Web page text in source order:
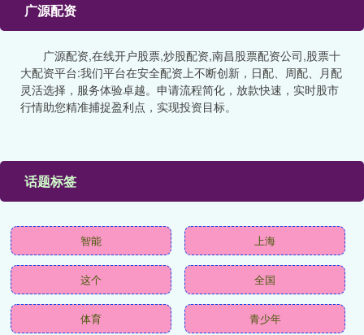
广源配资
广源配资,在线开户股票,炒股配资,南昌股票配资公司,股票十
大配资平台:我们平台在安全配资上不断创新，日配、周配、月配
灵活选择，服务体验卓越。申请流程简化，放款快速，实时股市
行情助您精准捕捉盈利点，实现投资目标。
话题标签
智能 上海
这个 全国
体育 青少年